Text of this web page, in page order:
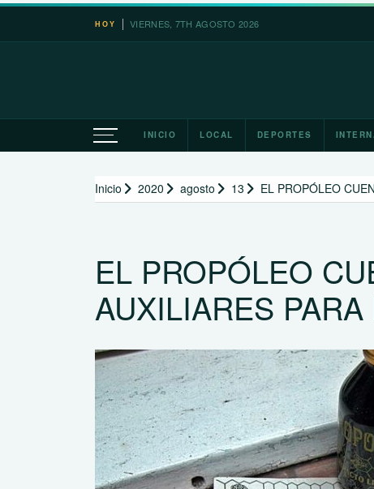
Saltar
HOY VIERNES, 7TH AGOSTO 2026 León XIV recuerda a
INICIO LOCAL DEPORTES
Inicio 2020 agosto 13 EL PROPÓLEO
EL PROPÓLEO
AUXILIARES